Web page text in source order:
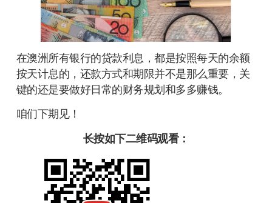
在澳洲所有银行的贷款利息，都是按照每天的余额
按天计息的，还款方式和期限并不是那么重要，关
键的还是要做好日常的财务规划和多多赚钱。
咱们下期见！
长按如下二维码观看：